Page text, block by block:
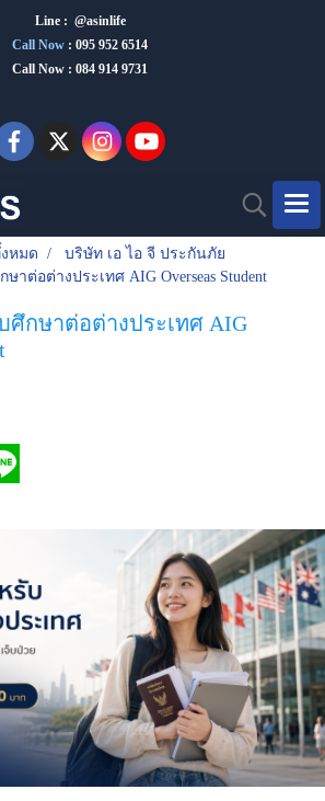
Line : @asinlife
Call Now : 095 952 6514
Call Now : 084 914 9731
หมด
บริษัท เอ ไอ จี ประกันภัย
าต่อต่างประเทศ AIG Overseas Student
กษาต่อต่างประเทศ AIG